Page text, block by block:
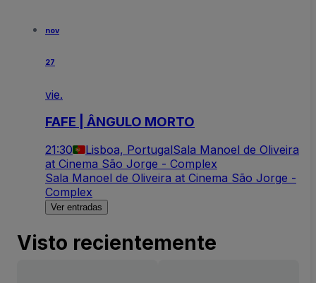
nov
27
vie.
FAFE | ÂNGULO MORTO
21:30 Lisboa, PortugalSala Manoel de Oliveira
at Cinema São Jorge - Complex
Sala Manoel de Oliveira at Cinema São Jorge -
Complex
Ver entradas
Visto recientemente